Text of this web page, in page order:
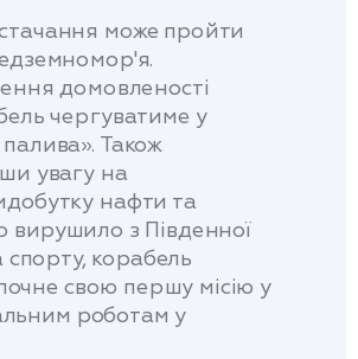
може пройти
домовленості
чергуватиме у
Також
увагу на
нафти та
вирушило з Південної
корабель
свою першу місію у
роботам у